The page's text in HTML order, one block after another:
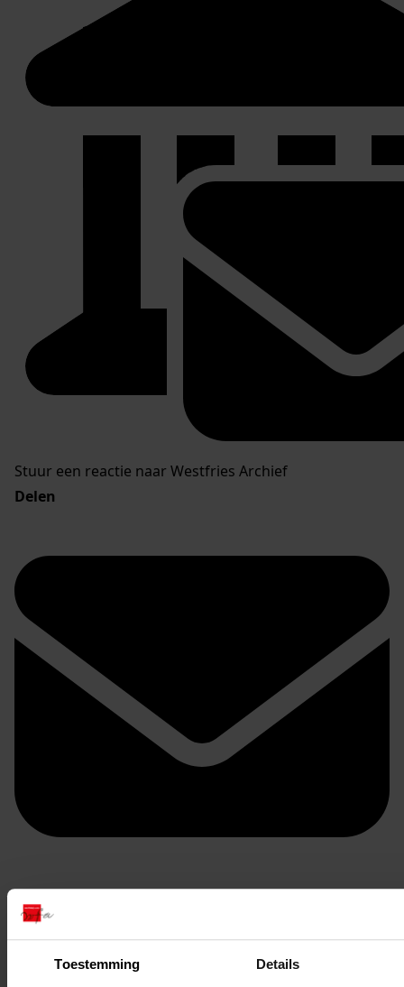
Toestemming Details
Stuur een reactie naar Westfries Archief
Delen